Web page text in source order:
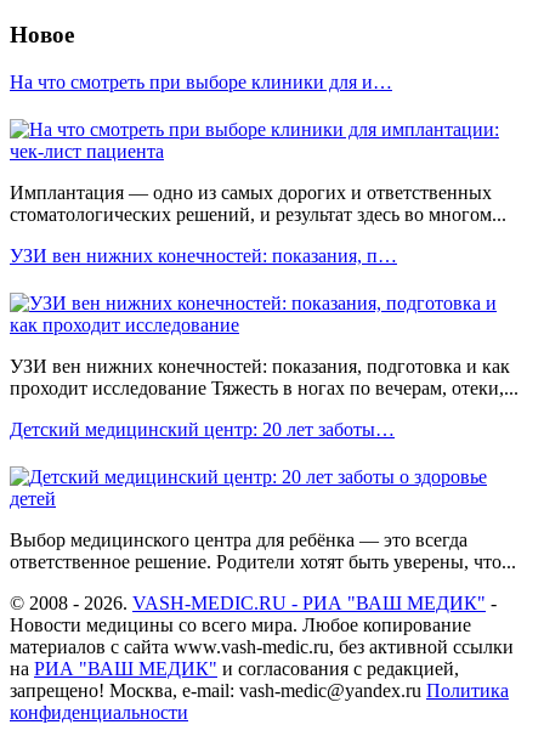
Новое
На что смотреть при выборе клиники для и…
Имплантация — одно из самых дорогих и ответственных
стоматологических решений, и результат здесь во многом...
УЗИ вен нижних конечностей: показания, п…
УЗИ вен нижних конечностей: показания, подготовка и как
проходит исследование Тяжесть в ногах по вечерам, отеки,...
Детский медицинский центр: 20 лет заботы…
Выбор медицинского центра для ребёнка — это всегда
ответственное решение. Родители хотят быть уверены, что...
© 2008 - 2026. VASH-MEDIC.RU - РИА "ВАШ МЕДИК" -
Новости медицины со всего мира. Любое копирование
материалов с сайта www.vash-medic.ru, без активной ссылки
на РИА "ВАШ МЕДИК" и согласования с редакцией,
запрещено! Москва, e-mail: vash-medic@yandex.ru Политика
конфиденциальности